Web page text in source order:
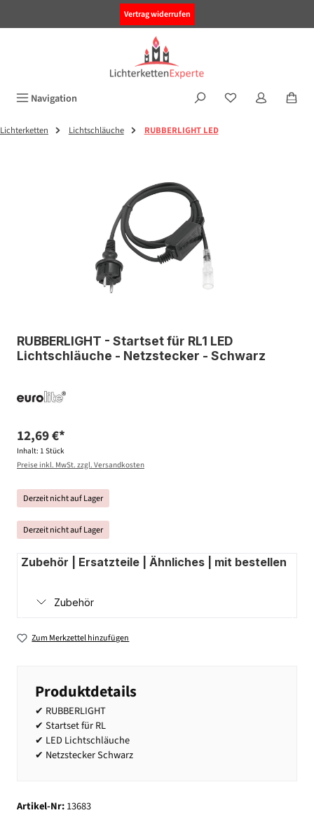
Vertrag widerrufen
Navigation
Lichterketten Lichtschläuche RUBBERLIGHT LED
RUBBERLIGHT - Startset für RL1 LED
Lichtschläuche - Netzstecker - Schwarz
12,69 €*
Inhalt: 1 Stück
Preise inkl. MwSt. zzgl. Versandkosten
Derzeit nicht auf Lager
Derzeit nicht auf Lager
Zubehör | Ersatzteile | Ähnliches | mit bestellen
Zubehör
Zum Merkzettel hinzufügen
Produktdetails
✔ RUBBERLIGHT
✔ Startset für RL
✔ LED Lichtschläuche
✔ Netzstecker Schwarz
Artikel-Nr:13683